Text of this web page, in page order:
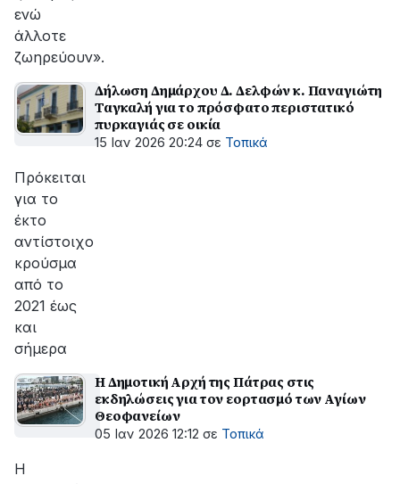
ενώ
άλλοτε
ζωηρεύουν».
Δήλωση Δημάρχου Δ. Δελφών κ. Παναγιώτη
Ταγκαλή για το πρόσφατο περιστατικό
πυρκαγιάς σε οικία
15 Ιαν 2026 20:24 σε Τοπικά
Πρόκειται
για το
έκτο
αντίστοιχο
κρούσμα
από το
2021 έως
και
σήμερα
Η Δημοτική Αρχή της Πάτρας στις
εκδηλώσεις για τον εορτασμό των Αγίων
Θεοφανείων
05 Ιαν 2026 12:12 σε Τοπικά
Η